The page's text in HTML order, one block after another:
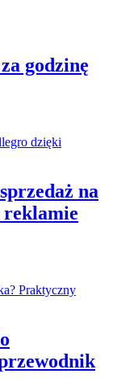
godzinę
na